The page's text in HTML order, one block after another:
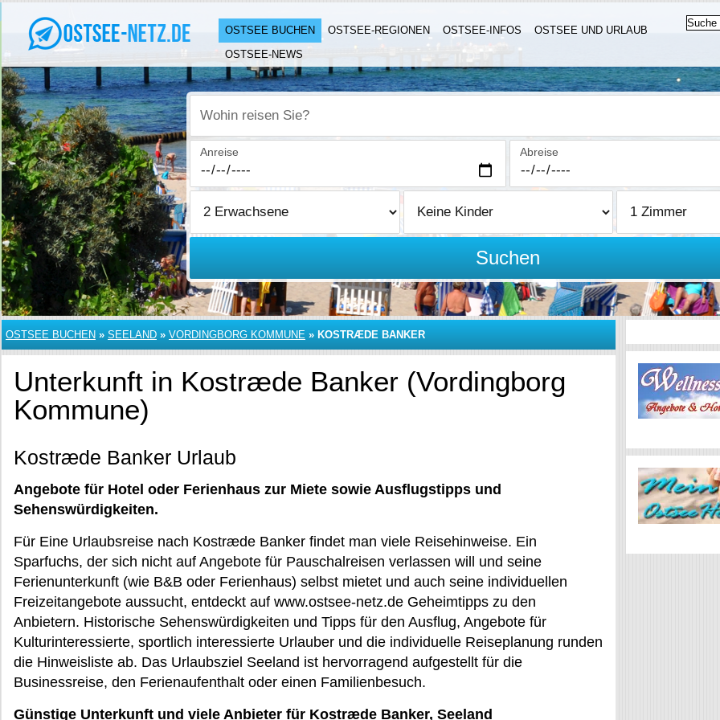
OSTSEE BUCHEN OSTSEE-REGIONEN OSTSEE-INFOS
OSTSEE UND URLAUB
OSTSEE-NEWS
Wohin reisen Sie?
Anreise Abreise
Suchen
OSTSEE BUCHEN » SEELAND » VORDINGBORG KOMMUNE » KOSTRÆDE BANKER
Unterkunft in Kostræde Banker (Vordingborg
Kommune)
Kostræde Banker Urlaub
Angebote für Hotel oder Ferienhaus zur Miete sowie Ausflugstipps und
Sehenswürdigkeiten.
Für Eine Urlaubsreise nach Kostræde Banker findet man viele Reisehinweise. Ein
Sparfuchs, der sich nicht auf Angebote für Pauschalreisen verlassen will und seine
Ferienunterkunft (wie B&B oder Ferienhaus) selbst mietet und auch seine individuellen
Freizeitangebote aussucht, entdeckt auf www.ostsee-netz.de Geheimtipps zu den
Anbietern. Historische Sehenswürdigkeiten und Tipps für den Ausflug, Angebote für
Kulturinteressierte, sportlich interessierte Urlauber und die individuelle Reiseplanung runden
die Hinweisliste ab. Das Urlaubsziel Seeland ist hervorragend aufgestellt für die
Businessreise, den Ferienaufenthalt oder einen Familienbesuch.
Günstige Unterkunft und viele Anbieter für Kostræde Banker, Seeland